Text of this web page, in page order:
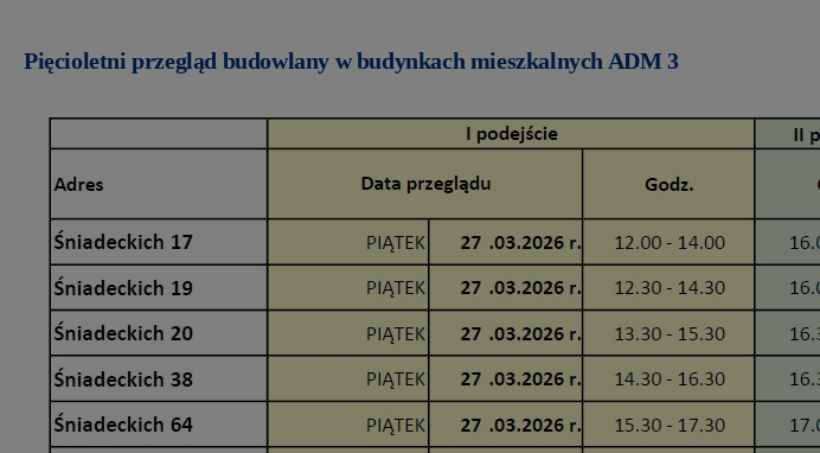
Pięcioletni przegląd budowlany w budynkach mieszkalnych ADM 3